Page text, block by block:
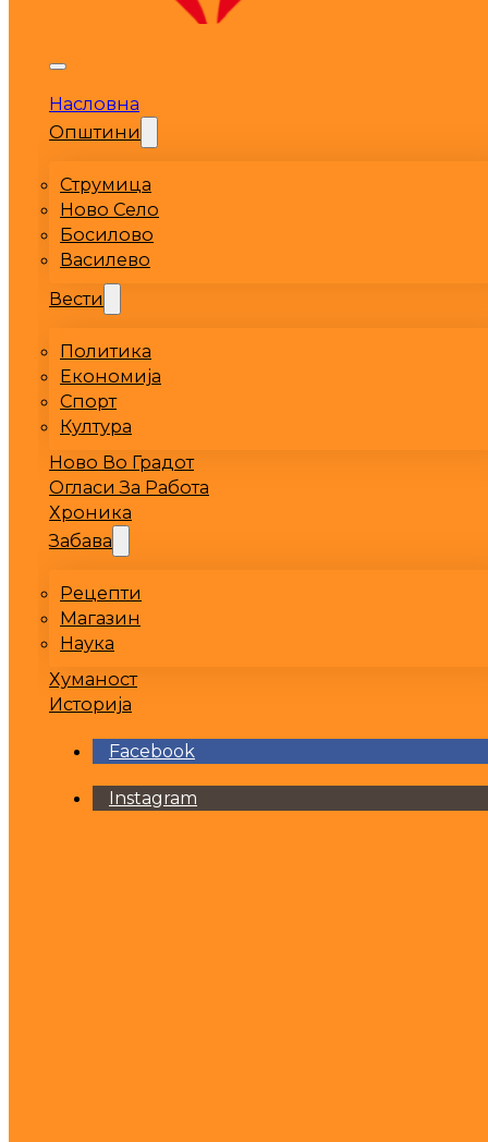
Насловна
Општини
Струмица
Ново Село
Босилово
Василево
Вести
Политика
Економија
Спорт
Култура
Ново Во Градот
Огласи За Работа
Хроника
Забава
Рецепти
Магазин
Наука
Хуманост
Историја
Facebook
Instagram